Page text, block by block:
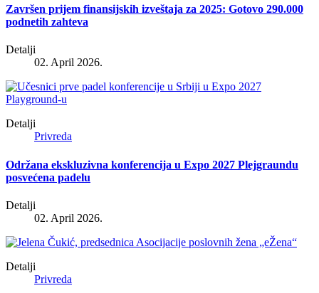
Završen prijem finansijskih izveštaja za 2025: Gotovo 290.000
podnetih zahteva
Detalji
02. April 2026.
Detalji
Privreda
Održana ekskluzivna konferencija u Expo 2027 Plejgraundu
posvećena padelu
Detalji
02. April 2026.
Detalji
Privreda